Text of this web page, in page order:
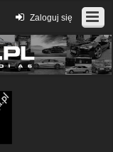
Zaloguj się